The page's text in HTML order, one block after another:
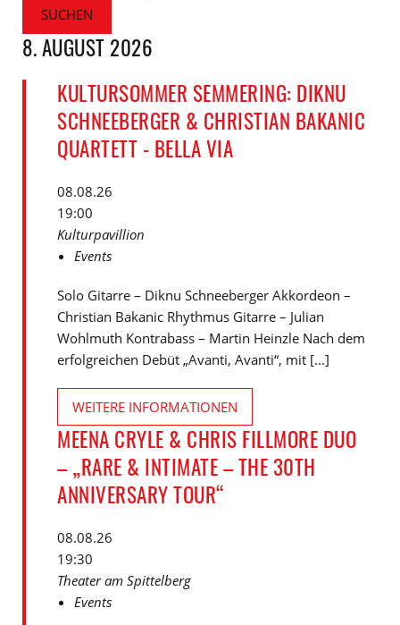
SUCHEN
8. AUGUST 2026
KULTURSOMMER SEMMERING: DIKNU
SCHNEEBERGER & CHRISTIAN BAKANIC
QUARTETT - BELLA VIA
08.08.26
19:00
Kulturpavillion
Events
Solo Gitarre – Diknu Schneeberger Akkordeon –
Christian Bakanic Rhythmus Gitarre – Julian
Wohlmuth Kontrabass – Martin Heinzle Nach dem
erfolgreichen Debüt „Avanti, Avanti“, mit [...]
WEITERE INFORMATIONEN
MEENA CRYLE & CHRIS FILLMORE DUO
– „RARE & INTIMATE – THE 30TH
ANNIVERSARY TOUR“
08.08.26
19:30
Theater am Spittelberg
Events